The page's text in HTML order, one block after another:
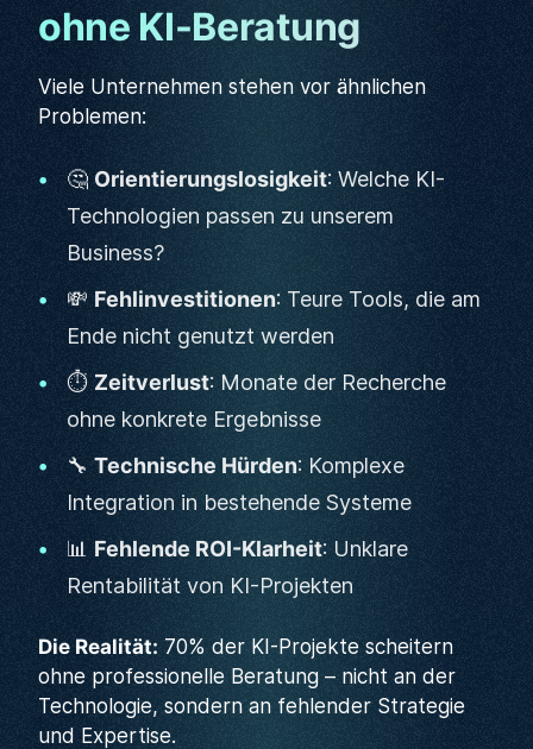
ohne KI-Beratung
Viele Unternehmen stehen vor ähnlichen
Problemen:
🤔 Orientierungslosigkeit: Welche KI-
Technologien passen zu unserem
Business?
💸 Fehlinvestitionen: Teure Tools, die am
Ende nicht genutzt werden
⏱️ Zeitverlust: Monate der Recherche
ohne konkrete Ergebnisse
🔧 Technische Hürden: Komplexe
Integration in bestehende Systeme
📊 Fehlende ROI-Klarheit: Unklare
Rentabilität von KI-Projekten
Die Realität: 70% der KI-Projekte scheitern
ohne professionelle Beratung – nicht an der
Technologie, sondern an fehlender Strategie
und Expertise.